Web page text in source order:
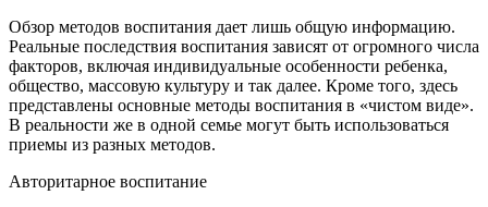
Обзор методов воспитания дает лишь общую информацию.
Реальные последствия воспитания зависят от огромного числа
факторов, включая индивидуальные особенности ребенка,
общество, массовую культуру и так далее. Кроме того, здесь
представлены основные методы воспитания в «чистом виде».
В реальности же в одной семье могут быть использоваться
приемы из разных методов.
Авторитарное воспитание